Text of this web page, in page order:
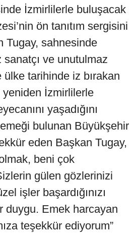
İzmirlilerle buluşacak
ön tanıtım sergisini
Tugay, sahnesinde
sanatçı ve unutulmaz
ülke tarihinde iz bırakan
yeniden İzmirlilerle
yaşadığını
bulunan Büyükşehir
eden Başkan Tugay,
beni çok
gülen gözlerinizi
işler başardığınızı
duygu. Emek harcayan
teşekkür ediyorum”